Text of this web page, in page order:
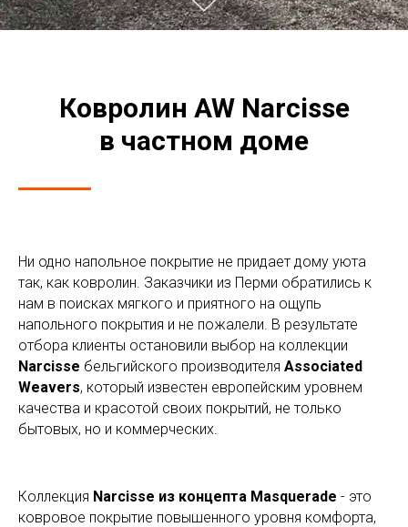
Ковролин AW Narcisse
в частном доме
Ни одно напольное покрытие не придает дому уюта
так, как ковролин. Заказчики из Перми обратились к
нам в поисках мягкого и приятного на ощупь
напольного покрытия и не пожалели. В результате
отбора клиенты остановили выбор на коллекции
Narcisse бельгийского производителя Associated
Weavers, который известен европейским уровнем
качества и красотой своих покрытий, не только
бытовых, но и коммерческих.
Коллекция Narcisse из концепта Masquerade - это
ковровое покрытие повышенного уровня комфорта,